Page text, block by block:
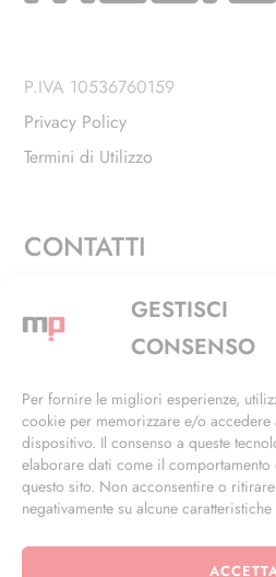
GESTISCI
CONSENSO
Per fornire le migliori esperienze,
cookie per memorizzare e/o
dispositivo. Il consenso a queste
elaborare dati come il
questo sito. Non acconsentire o
negativamente su alcune
P.IVA 10536760159
Privacy Policy
Termini di Utilizzo
CONTATTI
Via Alfieri, 27 - Trezzano
+39 02 4846 3155
info@masterphil.it